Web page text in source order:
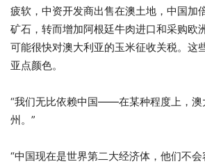
疲软，中资开发商出售在澳土地，中国加
矿石，转而增加阿根廷牛肉进口和采购欧
可能很快对澳大利亚的玉米征收关税。这
亚点颜色。
“我们无比依赖中国——在某种程度上，澳
州。”
“中国现在是世界第二大经济体，他们不